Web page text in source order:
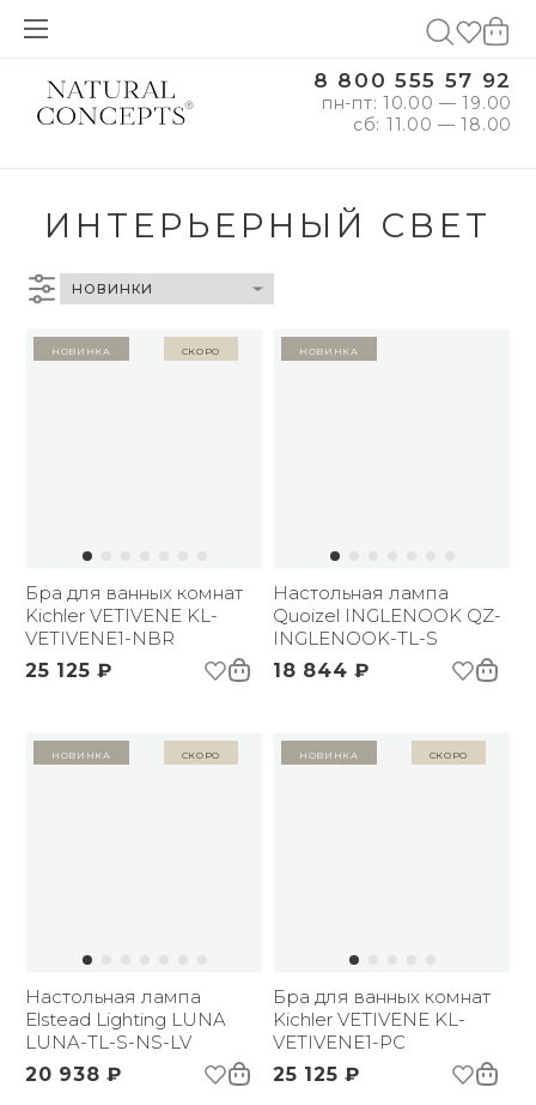
8 800 555 57 92
пн-пт: 10.00 — 19.00
сб: 11.00 — 18.00
ИНТЕРЬЕРНЫЙ СВЕТ
Новинка Скоро
Бра для ванных комнат
Kichler VETIVENE KL-
VETIVENE1-NBR
25 125 ₽
Новинка
Настольная лампа
Quoizel INGLENOOK QZ-
INGLENOOK-TL-S
18 844 ₽
Новинка Скоро
Настольная лампа
Elstead Lighting LUNA
LUNA-TL-S-NS-LV
20 938 ₽
Новинка Скоро
Бра для ванных комнат
Kichler VETIVENE KL-
VETIVENE1-PC
25 125 ₽